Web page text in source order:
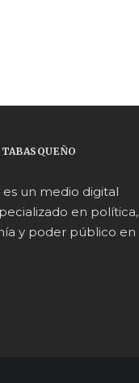
es un medio digital
en política,
y poder público en